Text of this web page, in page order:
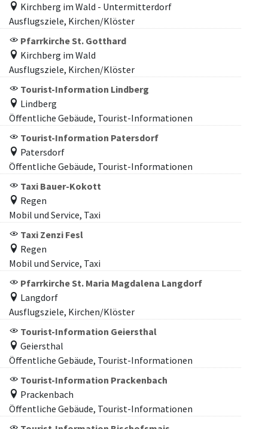
Kirchberg im Wald - Untermitterdorf
Ausflugsziele, Kirchen/Klöster
Pfarrkirche St. Gotthard
Kirchberg im Wald
Ausflugsziele, Kirchen/Klöster
Tourist-Information Lindberg
Lindberg
Öffentliche Gebäude, Tourist-Informationen
Tourist-Information Patersdorf
Patersdorf
Öffentliche Gebäude, Tourist-Informationen
Taxi Bauer-Kokott
Regen
Mobil und Service, Taxi
Taxi Zenzi Fesl
Regen
Mobil und Service, Taxi
Pfarrkirche St. Maria Magdalena Langdorf
Langdorf
Ausflugsziele, Kirchen/Klöster
Tourist-Information Geiersthal
Geiersthal
Öffentliche Gebäude, Tourist-Informationen
Tourist-Information Prackenbach
Prackenbach
Öffentliche Gebäude, Tourist-Informationen